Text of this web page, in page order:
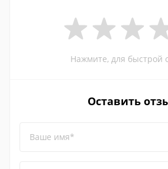
Нажмите, для быстрой
Оставить
Ваше имя*